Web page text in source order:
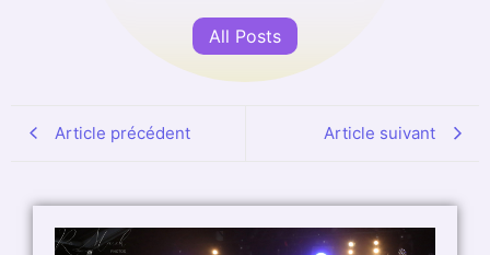
All Posts
Article précédent Article suivant